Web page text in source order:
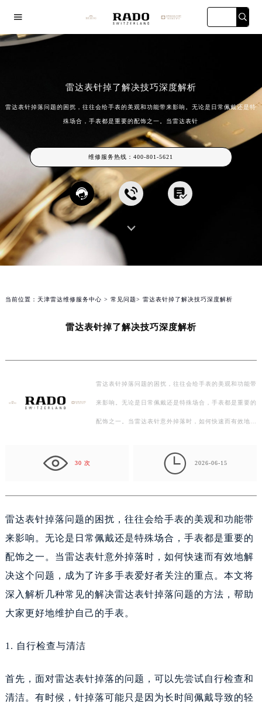

维修保养服
中心宏伊店"
深圳华润大厦店
雷达表针掉了解决技巧深度解析
雷达表针掉落问题的困扰，往往会给手表的美观和功能带来影响。无论是日常佩戴还是特
殊场合，手表都是重要的配饰之一。当雷达表针
维修服务热线：400-801-5621
  
当前位置： 天津雷达维修服务中心 > 常见问题> 雷达表针掉了解决技巧深度解析
雷达表针掉了解决技巧深度解析
雷达表针掉落问题的困扰，往往会给手表的美观和功能带
来影响。无论是日常佩戴还是特殊场合，手表都是重要的
配饰之一。当雷达表针意外掉落时，如何快速而有效地解
30 次  2026-06-15
雷达表针掉落问题的困扰，往往会给手表的美观和功能带
来影响。无论是日常佩戴还是特殊场合，手表都是重要的
配饰之一。当雷达表针意外掉落时，如何快速而有效地解
决这个问题，成为了许多手表爱好者关注的重点。本文将
深入解析几种常见的解决雷达表针掉落问题的方法，帮助
大家更好地维护自己的手表。
1. 自行检查与清洁
首先，面对雷达表针掉落的问题，可以先尝试自行检查和
清洁。有时候，针掉落可能只是因为长时间佩戴导致的轻